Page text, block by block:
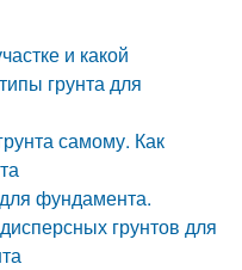
и какой
грунта для
самому. Как
фундамента.
грунтов для